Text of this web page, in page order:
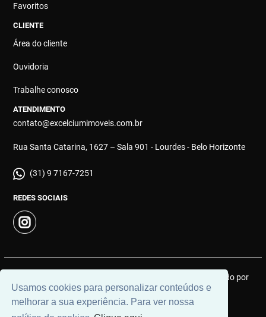
Usamos cookies para personalizar conteúdos e
melhorar a sua experiência. Para ver nossa
Favoritos
CLIENTE
Área do cliente
Ouvidoria
Trabalhe conosco
ATENDIMENTO
contato@excelciumimoveis.com.br
Rua Santa Catarina, 1627 – Sala 901 - Lourdes - Belo Horizonte
(31) 9 7167-7251
REDES SOCIAIS
© 2026 | Excelcium Imóveis | CRECI: MGJ 9183 | Desenvolvido por
Universal Software.